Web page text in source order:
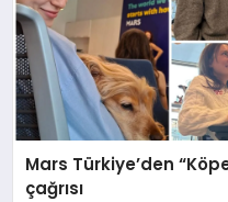
Mars Türkiye’den
çağrısı